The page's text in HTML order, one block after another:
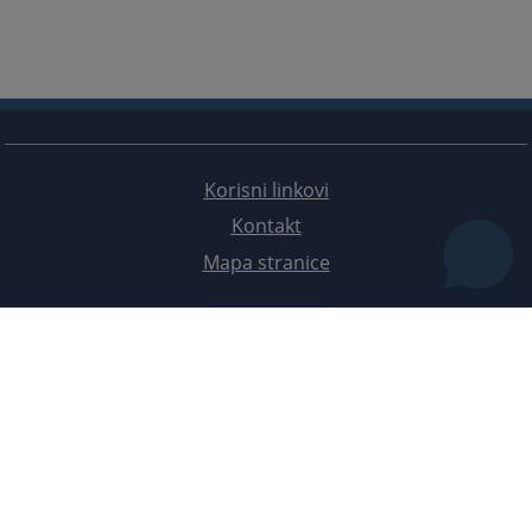
Korisni linkovi
Kontakt
Mapa stranice